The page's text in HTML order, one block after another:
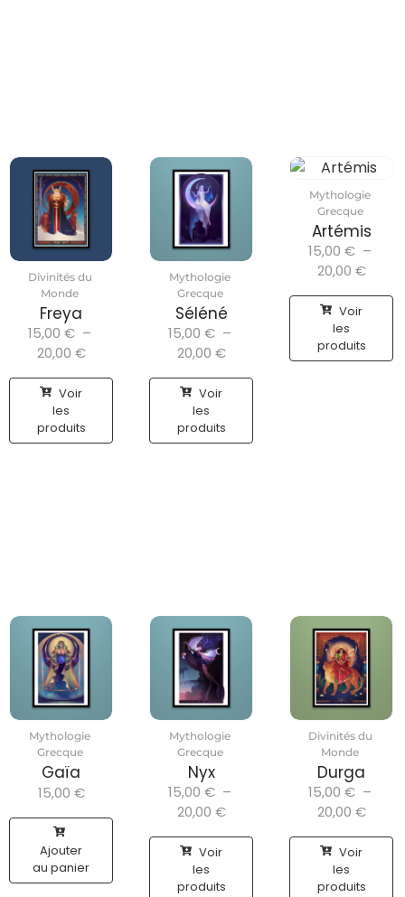
Divinités du
Monde
Freya
15,00 € –
20,00 €
Voir
les
produits
Mythologie
Grecque
Séléné
15,00 € –
20,00 €
Voir
les
produits
Mythologie
Grecque
Artémis
15,00 € –
20,00 €
Voir
les
produits
Mythologie
Grecque
Gaïa
15,00 €
Ajouter
au panier
Mythologie
Grecque
Nyx
15,00 € –
20,00 €
Voir
les
produits
Divinités du
Monde
Durga
15,00 € –
20,00 €
Voir
les
produits